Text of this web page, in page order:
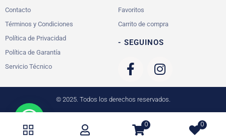
Contacto
Términos y Condiciones
Política de Privacidad
Política de Garantía
Servicio Técnico
Favoritos
Carrito de compra
- SEGUINOS
© 2025. Todos los derechos reservados.
0 0